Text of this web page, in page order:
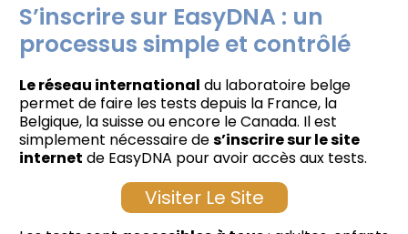
S’inscrire sur EasyDNA : un
processus simple et contrôlé
Le réseau international du laboratoire belge
permet de faire les tests depuis la France, la
Belgique, la suisse ou encore le Canada. Il est
simplement nécessaire des’inscrire sur le site
internet de EasyDNA pour avoir accès aux tests.
Visiter Le Site